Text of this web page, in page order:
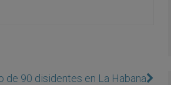
de 90 disidentes en La Habana